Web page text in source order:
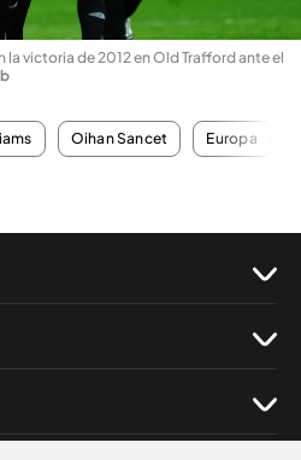
la victoria de 2012 en Old Trafford ante el
Oihan Sancet Europa